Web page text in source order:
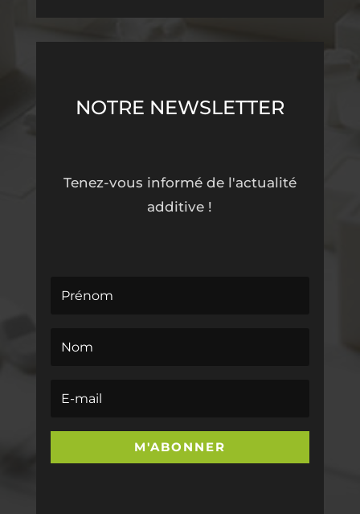
NOTRE NEWSLETTER
Tenez-vous informé de l'actualité
additive !
M'ABONNER